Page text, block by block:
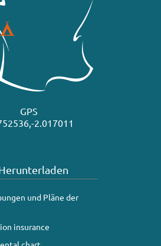
GPS
2.017011
und Pläne der
insurance